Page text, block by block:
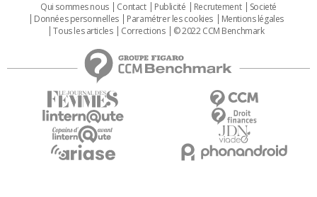
Qui sommes nous Contact Publicité Recrutement
Societé
Données personnelles
Paramétrer les cookies
Mentions légales
Tous les articles
Corrections © 2022 CCM Benchmark